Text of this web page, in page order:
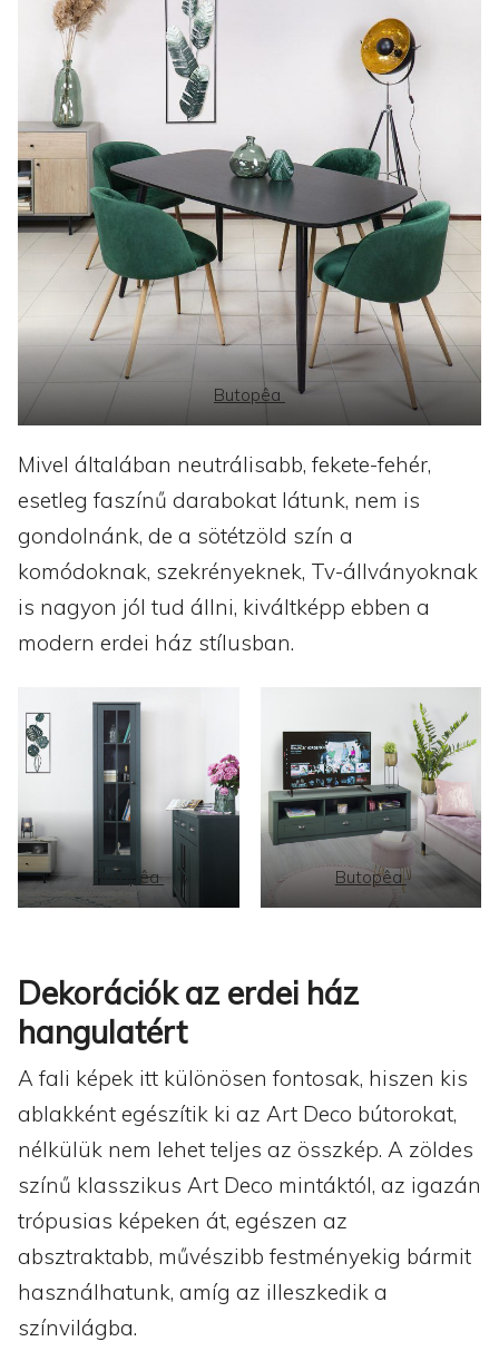
Butopêa
Mivel általában neutrálisabb, fekete-fehér,
esetleg faszínű darabokat látunk, nem is
gondolnánk, de a sötétzöld szín a
komódoknak, szekrényeknek, Tv-állványoknak
is nagyon jól tud állni, kiváltképp ebben a
modern erdei ház stílusban.
Butopêa Butopêa
Dekorációk az erdei ház
hangulatért
A fali képek itt különösen fontosak, hiszen kis
ablakként egészítik ki az Art Deco bútorokat,
nélkülük nem lehet teljes az összkép. A zöldes
színű klasszikus Art Deco mintáktól, az igazán
trópusias képeken át, egészen az
absztraktabb, művészibb festményekig bármit
használhatunk, amíg az illeszkedik a
színvilágba.